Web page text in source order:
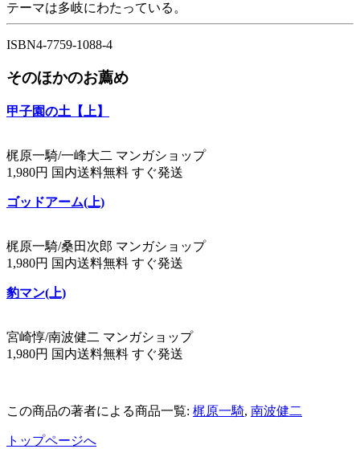
テーマは多岐にわたっている。
ISBN4-7759-1088-4
そのほかのお薦め
甲子園の土【上】
梶原一騎/一峰大二 マンガショップ
1,980円 国内送料無料 すぐ発送
ゴッドアーム(上)
梶原一騎/桑田次郎 マンガショップ
1,980円 国内送料無料 すぐ発送
豹マン(上)
宮崎惇/南波健二 マンガショップ
1,980円 国内送料無料 すぐ発送
この商品の著者による商品一覧: 梶原一騎, 南波健二
トップページへ